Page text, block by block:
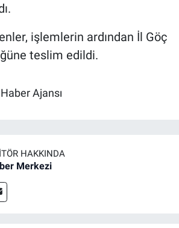
işlemlerin ardından İl Göç
teslim edildi.
Ajansı
HAKKINDA
Merkezi